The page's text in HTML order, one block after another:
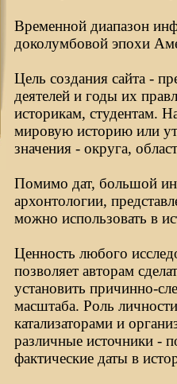
Временной диапазон
доколумбовой эпохи
Цель создания сайта -
деятелей и годы их
историкам, студентам.
мировую историю или
значения - округа,
Помимо дат, большой
архонтологии,
можно использовать в
Ценность любого
позволяет авторам
установить причинно-
масштаба. Роль
катализаторами и
различные источники -
фактические даты в